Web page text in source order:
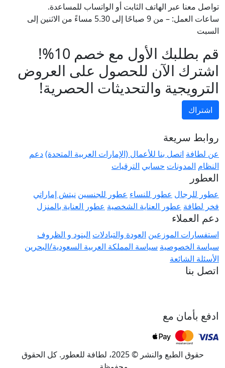
تواصل معنا عبر الهاتف الثابت أو الواتساب للمساعدة.
ساعات العمل: – من 9 صباحًا إلى 5.30 مساءً من الاثنين إلى
السبت
قم بطلبك الأول مع خصم 10%!
اشترك الآن للحصول على العروض
الترويجية والتحديثات الحصرية!
اشتراك
روابط سريعة
عن لطافة اتصل بنا للأعمال (الإمارات العربية المتحدة)دعم
النظام المدونات حسابي الترقيات
العطور
عطور للرجال عطور للنساء عطور للجنسين نيتش إماراتي
فخر لطافة عطور العناية الشخصية عطور العناية بالمنزل
دعم العملاء
استفسارات الموزعين العودة والتبادلات البنود و الظروف
سياسة الخصوصية سياسة المملكة العربية السعودية/البحرين
الأسئلة الشائعة
اتصل بنا
ادفع بأمان مع
حقوق الطبع والنشر © 2025، لطافة للعطور. كل الحقوق